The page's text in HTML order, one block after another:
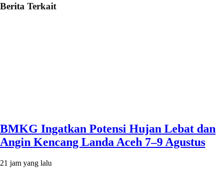
Berita Terkait
BMKG Ingatkan Potensi Hujan Lebat dan
Angin Kencang Landa Aceh 7–9 Agustus
21 jam yang lalu